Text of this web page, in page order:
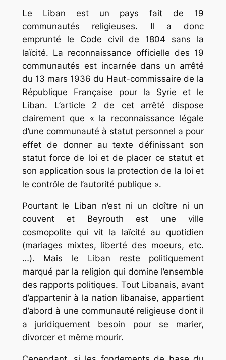
Le Liban est un pays fait de 19
communautés religieuses. Il a donc
emprunté le Code civil de 1804 sans la
laïcité. La reconnaissance officielle des 19
communautés est incarnée dans un arrêté
du 13 mars 1936 du Haut-commissaire de la
République Française pour la Syrie et le
Liban. L’article 2 de cet arrêté dispose
clairement que « la reconnaissance légale
d’une communauté à statut personnel a pour
effet de donner au texte définissant son
statut force de loi et de placer ce statut et
son application sous la protection de la loi et
le contrôle de l’autorité publique ».
Pourtant le Liban n’est ni un cloître ni un
couvent et Beyrouth est une ville
cosmopolite qui vit la laïcité au quotidien
(mariages mixtes, liberté des moeurs, etc.
…). Mais le Liban reste politiquement
marqué par la religion qui domine l’ensemble
des rapports politiques. Tout Libanais, avant
d’appartenir à la nation libanaise, appartient
d’abord à une communauté religieuse dont il
a juridiquement besoin pour se marier,
divorcer et même mourir.